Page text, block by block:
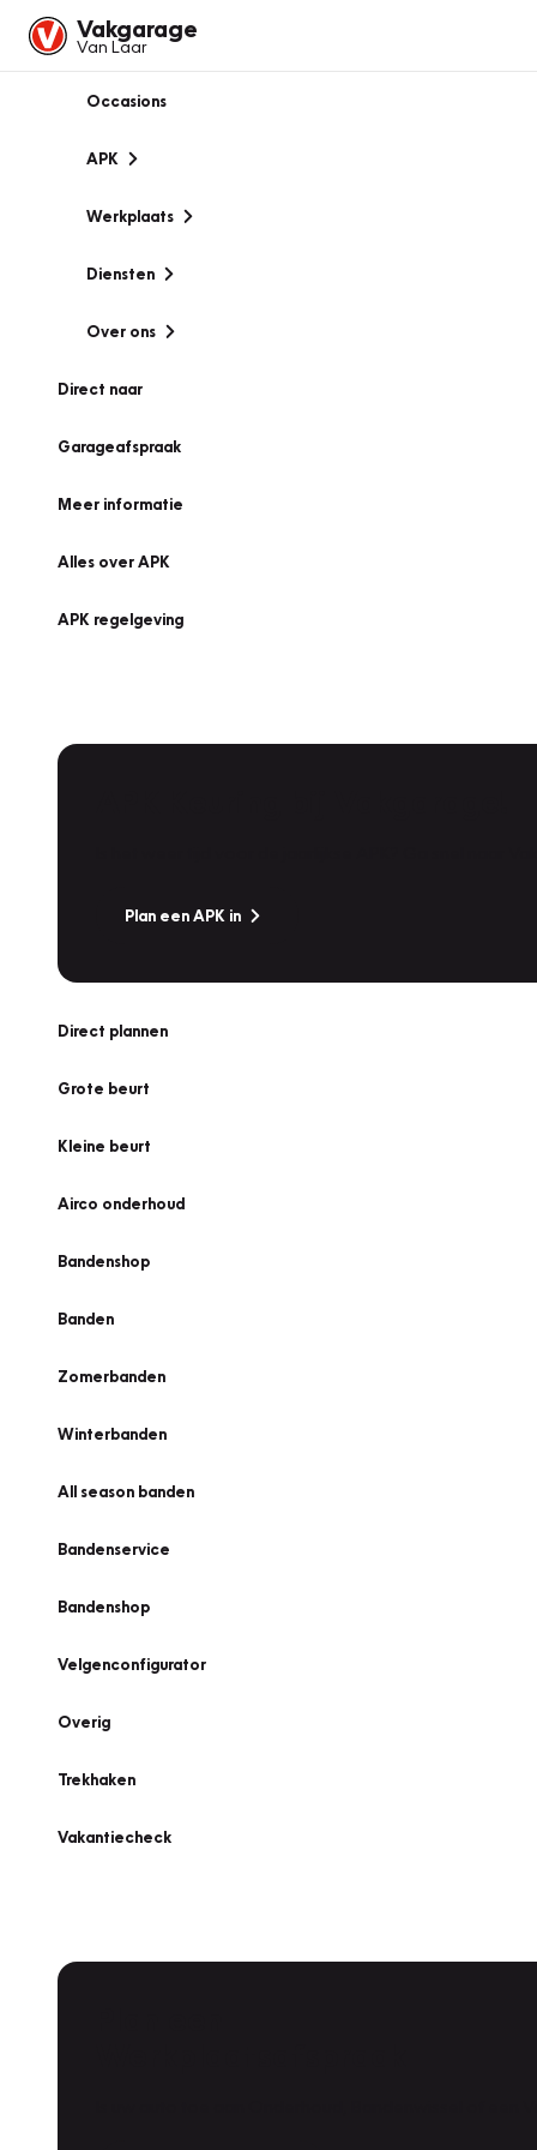
Vakgarage
Van Laar
Occasions
APK
Werkplaats
Diensten
Over ons
Direct naar
Garageafspraak
Meer informatie
Alles over APK
APK regelgeving
Plan een APK in
Direct plannen
Grote beurt
Kleine beurt
Airco onderhoud
Bandenshop
Banden
Zomerbanden
Winterbanden
All season banden
Bandenservice
Bandenshop
Velgenconfigurator
Overig
Trekhaken
Vakantiecheck